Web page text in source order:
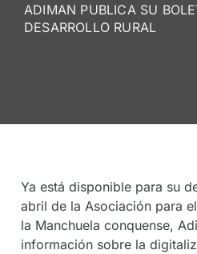
ADIMAN PUBLICA SU
DESARROLLO RURAL
Ya está disponible para su
abril de la Asociación para
la Manchuela conquense,
información sobre la